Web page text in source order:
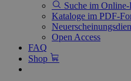
Suche im
Kataloge im PDF-
Open Access
FAQ
Shop